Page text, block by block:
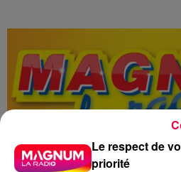
Le respect de
priorité